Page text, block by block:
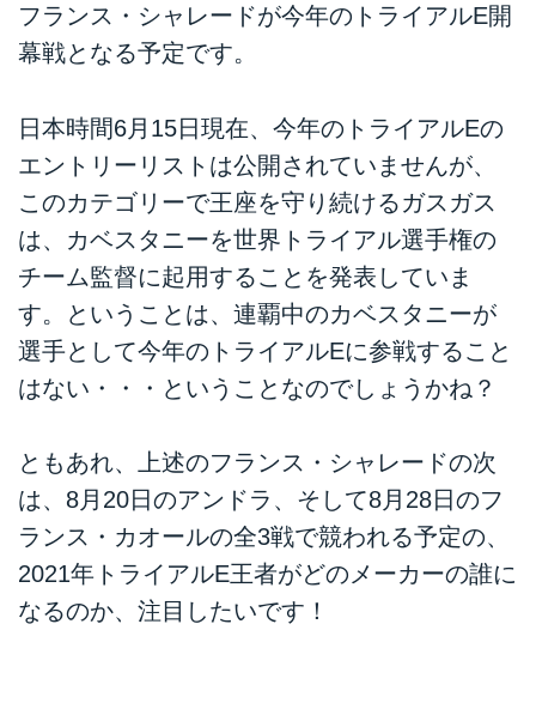
フランス・シャレードが今年のトライアルE開
幕戦となる予定です。
日本時間6月15日現在、今年のトライアルEの
エントリーリストは公開されていませんが、
このカテゴリーで王座を守り続けるガスガス
は、カベスタニーを世界トライアル選手権の
チーム監督に起用することを発表していま
す。ということは、連覇中のカベスタニーが
選手として今年のトライアルEに参戦すること
はない・・・ということなのでしょうかね？
ともあれ、上述のフランス・シャレードの次
は、8月20日のアンドラ、そして8月28日のフ
ランス・カオールの全3戦で競われる予定の、
2021年トライアルE王者がどのメーカーの誰に
なるのか、注目したいです！